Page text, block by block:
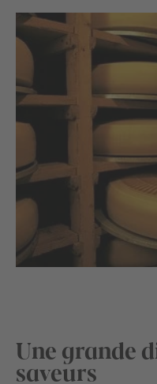
Une grande
saveurs